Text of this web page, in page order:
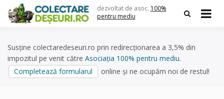
content
dezvoltat de asoc. 100%
pentru mediu
Susține colectaredeseuri.ro prin redirecționarea a 3,5% din
impozitul pe venit către Asociația 100% pentru mediu.
Completează formularul
online și ne ocupăm noi de restul!